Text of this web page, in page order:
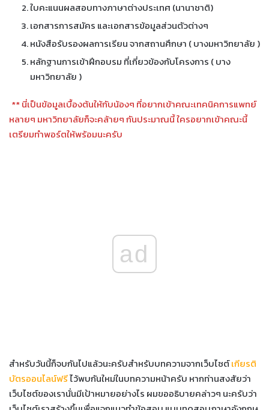
ใบคะแนนผลสอบทางภาษาต่างประเทศ (นานาชาติ)
เอกสารการสมัคร และเอกสารข้อมูลส่วนตัวต่างๆ
หนังสือรับรองผลการเรียน จากสถานศึกษา ( บางมหาวิทยาลัย )
หลักฐานการเข้าฝึกอบรม ที่เกี่ยวข้องกับโครงการ ( บาง
มหาวิทยาลัย )
** นี่เป็นข้อมูลเบื้องต้นให้กับน้องๆ ที่อยากเข้าคณะเทคนิคการแพทย์
หลายๆ มหาวิทยาลัยก็จะคล้ายๆ กันประมาณนี้ ใครอยากเข้าคณะนี้
เตรียมทำพอร์ตให้พร้อมนะครับ
ad
สำหรับวันนี้ก็จบกันไปแล้วนะครับสำหรับบทความจากเว็บไซต์เกียรติ
บัตรออนไลน์ฟรีไว้พบกันใหม่ในบทความหน้าครับ หากท่านสงสัยว่า
เว็บไซต์ของเรานั่นมีเป้าหมายอย่างไร ผมขออธิบายคล่าวๆ นะครับว่า